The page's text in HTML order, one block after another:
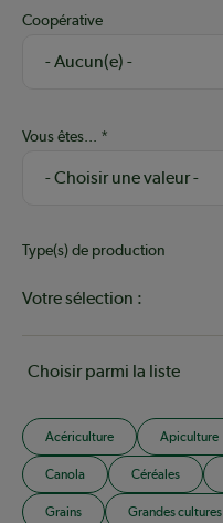
Coopérative
Vous êtes...
Type(s) de production
Votre sélection :
Choisir parmi la liste
Acériculture Apiculture
Canola Céréales
Grains Grandes cultures